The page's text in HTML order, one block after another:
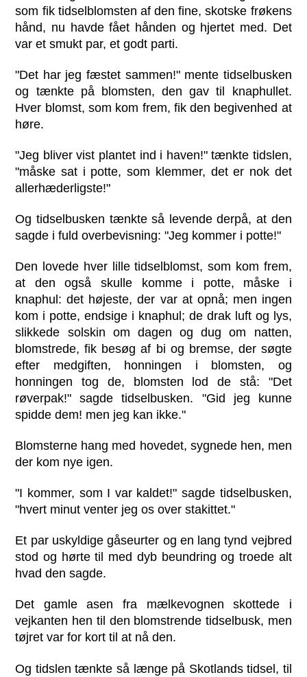
som fik tidselblomsten af den fine, skotske frøkens
hånd, nu havde fået hånden og hjertet med. Det
var et smukt par, et godt parti.
"Det har jeg fæstet sammen!" mente tidselbusken
og tænkte på blomsten, den gav til knaphullet.
Hver blomst, som kom frem, fik den begivenhed at
høre.
"Jeg bliver vist plantet ind i haven!" tænkte tidslen,
"måske sat i potte, som klemmer, det er nok det
allerhæderligste!"
Og tidselbusken tænkte så levende derpå, at den
sagde i fuld overbevisning: "Jeg kommer i potte!"
Den lovede hver lille tidselblomst, som kom frem,
at den også skulle komme i potte, måske i
knaphul: det højeste, der var at opnå; men ingen
kom i potte, endsige i knaphul; de drak luft og lys,
slikkede solskin om dagen og dug om natten,
blomstrede, fik besøg af bi og bremse, der søgte
efter medgiften, honningen i blomsten, og
honningen tog de, blomsten lod de stå: "Det
røverpak!" sagde tidselbusken. "Gid jeg kunne
spidde dem! men jeg kan ikke."
Blomsterne hang med hovedet, sygnede hen, men
der kom nye igen.
"I kommer, som I var kaldet!" sagde tidselbusken,
"hvert minut venter jeg os over stakittet."
Et par uskyldige gåseurter og en lang tynd vejbred
stod og hørte til med dyb beundring og troede alt
hvad den sagde.
Det gamle asen fra mælkevognen skottede i
vejkanten hen til den blomstrende tidselbusk, men
tøjret var for kort til at nå den.
Og tidslen tænkte så længe på Skotlands tidsel, til